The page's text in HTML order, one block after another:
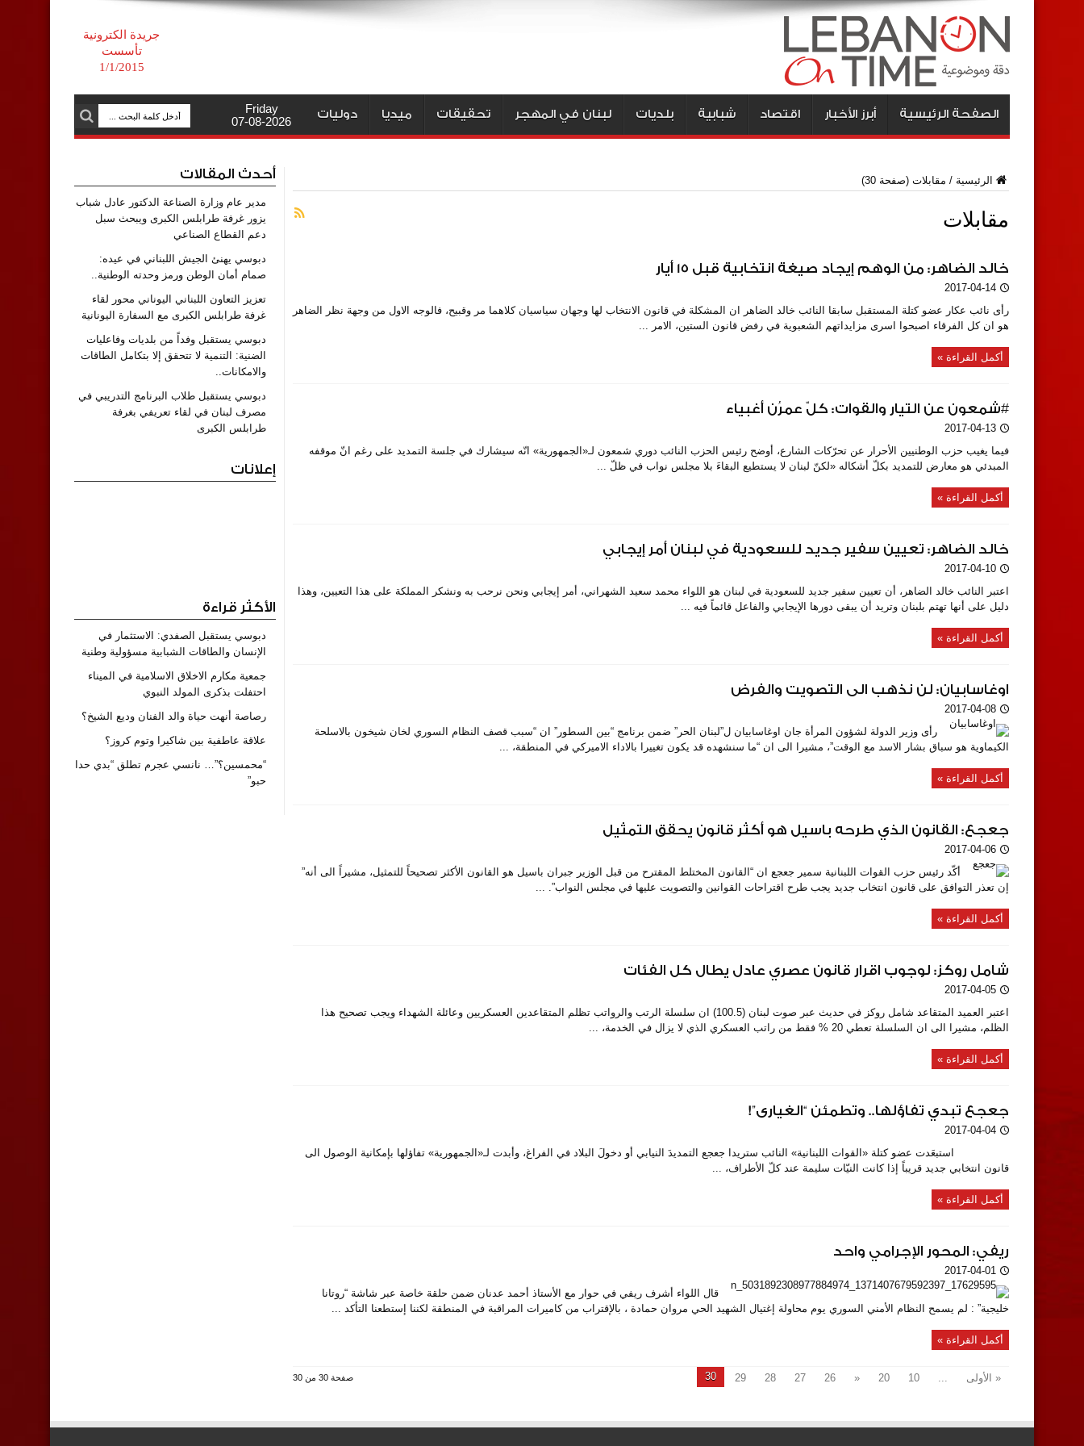
جريدة الكترونية
تأسست
1/1/2015
الصفحة الرئيسية أبرز الأخبار اقتصاد شبابية بلديات لبنان في المهجر تحقيقات ميديا دوليات
Friday
07-08-2026
الرئيسية / مقابلات (صفحة 30)
مقابلات
خالد الضاهر: من الوهم إيجاد صيغة انتخابية قبل 15 أيار
2017-04-14
رأى نائب عكار عضو كتلة المستقبل سابقا النائب خالد الضاهر ان المشكلة في قانون الانتخاب لها وجهان سياسيان كلاهما مر وقبيح، فالوجه الاول من وجهة نظر الضاهر
هو ان كل الفرقاء اصبحوا اسرى مزايداتهم الشعبوية في رفض قانون الستين، الامر ...
أكمل القراءة »
#شمعون عن التيار والقوات: كلّ عمرُن أغبياء
2017-04-13
فيما يغيب حزب الوطنيين الأحرار عن تحرّكات الشارع، أوضح رئيس الحزب النائب دوري شمعون لـ«الجمهورية» انّه سيشارك في جلسة التمديد على رغم انّ موقفه
المبدئي هو معارض للتمديد بكلّ أشكاله «لكنّ لبنان لا يستطيع البقاءَ بلا مجلس نواب في ظلّ ...
أكمل القراءة »
خالد الضاهر: تعيين سفير جديد للسعودية في لبنان أمر إيجابي
2017-04-10
اعتبر النائب خالد الضاهر، أن تعيين سفير جديد للسعودية في لبنان هو اللواء محمد سعيد الشهراني، أمر إيجابي ونحن نرحب به ونشكر المملكة على هذا التعيين، وهذا
دليل على أنها تهتم بلبنان وتريد أن يبقى دورها الإيجابي والفاعل قائماً فيه ...
أكمل القراءة »
اوغاسابيان: لن نذهب الى التصويت والفرض
2017-04-08
رأى وزير الدولة لشؤون المرأة جان اوغاسابيان ل”لبنان الحر” ضمن برنامج “بين السطور” ان “سبب قصف النظام السوري لخان شيخون بالاسلحة
الكيماوية هو سباق بشار الاسد مع الوقت”، مشيرا الى ان “ما سنشهده قد يكون تغييرا بالاداء الاميركي في المنطقة، ...
أكمل القراءة »
جعجع: القانون الذي طرحه باسيل هو أكثر قانون يحقق التمثيل
2017-04-06
أكّد رئيس حزب القوات اللبنانية سمير جعجع ان “القانون المختلط المقترح من قبل الوزير جبران باسيل هو القانون الأكثر تصحيحاً للتمثيل، مشيراً الى أنه”
إن تعذر التوافق على قانون انتخاب جديد يجب طرح اقتراحات القوانين والتصويت عليها في مجلس النواب”. ...
أكمل القراءة »
شامل روكز: لوجوب اقرار قانون عصري عادل يطال كل الفئات
2017-04-05
اعتبر العميد المتقاعد شامل روكز في حديث عبر صوت لبنان (100.5) ان سلسلة الرتب والرواتب تظلم المتقاعدين العسكريين وعائلة الشهداء ويجب تصحيح هذا
الظلم، مشيرا الى ان السلسلة تعطي 20 % فقط من راتب العسكري الذي لا يزال في الخدمة، ...
أكمل القراءة »
جعجع تبدي تفاؤلها.. وتطمئن “الغيارى”!
2017-04-04
استبعَدت عضو كتلة «القوات اللبنانية» النائب ستريدا جعجع التمديدَ النيابي أو دخولَ البلاد في الفراغ، وأبدت لـ«الجمهورية» تفاؤلها بإمكانية الوصول الى
قانون انتخابي جديد قريباً إذا كانت النيّات سليمة عند كلّ الأطراف، ...
أكمل القراءة »
ريفي: المحور الإجرامي واحد
2017-04-01
قال اللواء أشرف ريفي في حوار مع الأستاذ أحمد عدنان ضمن حلقة خاصة عبر شاشة “روتانا
خليجية” : لم يسمح النظام الأمني السوري يوم محاولة إغتيال الشهيد الحي مروان حمادة ، بالإقتراب من كاميرات المراقبة في المنطقة لكننا إستطعنا التأكد ...
أكمل القراءة »
صفحة 30 من 30 « الأولى ...
10
20
«
26
27
28
29
30
أحدث المقالات
مدير عام وزارة الصناعة الدكتور عادل شباب
يزور غرفة طرابلس الكبرى ويبحث سبل
دعم القطاع الصناعي
دبوسي يهنئ الجيش اللبناني في عيده:
صمام أمان الوطن ورمز وحدته الوطنية..
تعزيز التعاون اللبناني اليوناني محور لقاء
غرفة طرابلس الكبرى مع السفارة اليونانية
دبوسي يستقبل وفداً من بلديات وفاعليات
الضنية: التنمية لا تتحقق إلا بتكامل الطاقات
والامكانات..
دبوسي يستقبل طلاب البرنامج التدريبي في
مصرف لبنان في لقاء تعريفي بغرفة
طرابلس الكبرى
إعلانات
الأكثر قراءة
دبوسي يستقبل الصفدي: الاستثمار في
الإنسان والطاقات الشبابية مسؤولية وطنية
جمعية مكارم الاخلاق الاسلامية في الميناء
احتفلت بذكرى المولد النبوي
رصاصة أنهت حياة والد الفنان وديع الشيخ؟
علاقة عاطفية بين شاكيرا وتوم كروز؟
“محمسين؟”… نانسي عجرم تطلق “بدي حدا
حبو”